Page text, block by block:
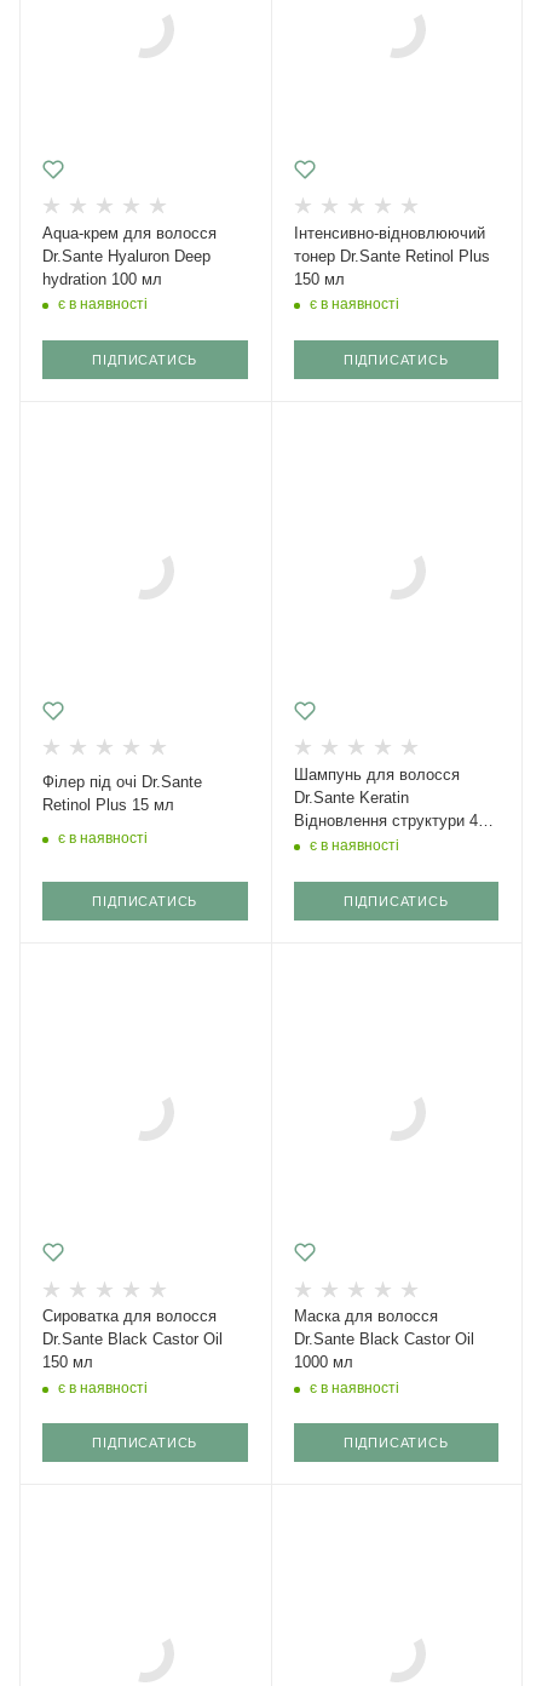
Aqua-крем для волосся
Dr.Sante Hyaluron Deep
hydration 100 мл
є в наявності
ПІДПИСАТИСЬ
Інтенсивно-відновлюючий
тонер Dr.Sante Retinol Plus
150 мл
є в наявності
ПІДПИСАТИСЬ
Філер під очі Dr.Sante
Retinol Plus 15 мл
є в наявності
ПІДПИСАТИСЬ
Шампунь для волосся
Dr.Sante Keratin
Відновлення структури 400
млє в наявності
ПІДПИСАТИСЬ
Сироватка для волосся
Dr.Sante Black Castor Oil
150 мл
є в наявності
ПІДПИСАТИСЬ
Маска для волосся
Dr.Sante Black Castor Oil
1000 мл
є в наявності
ПІДПИСАТИСЬ